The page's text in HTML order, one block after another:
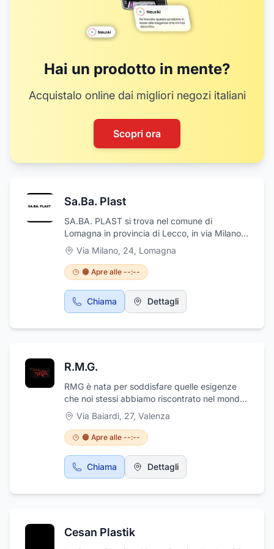
Hai un prodotto in mente?
Acquistalo online dai migliori negozi italiani
Scopri ora
Sa.Ba. Plast
SA.BA. PLAST si trova nel comune di
Lomagna in provincia di Lecco, in via Milano
24. Da sempre si è sempre distinta dalle altre
aziende, grazie alla continua ricerca delle
migliori soluzioni nel settore dello stampaggio
di materie plastiche e realizzazioni stampi.
Per qualsiasi informazione in merito non
esitate a contattare direttamente il numero
333 266 3598. Rivolgetevi con fiducia!
Via Milano, 24, Lomagna
🟠 Apre alle --:--
Chiama Dettagli
R.M.G.
RMG è nata per soddisfare quelle esigenze
che noi stessi abbiamo riscontrato nel mondo
orafo: fornire un servizio di progettazione e
prototipazione altamente qualificato
operando al fianco delle imprese e offrendo
soluzioni sempre all'avanguardia.
Supportiamo le necessità dei nostri clienti in
svariati ambiti e soddisfiamo le richieste più
stampi in silicone e di tutto ciò che serve per
Via Baiardi, 27, Valenza
🟠 Apre alle --:--
Chiama Dettagli
Cesan Plastik